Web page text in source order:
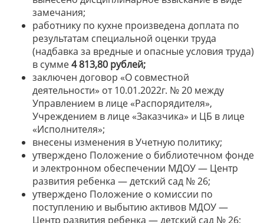
замечания;
работнику по кухне произведена доплата по
результатам специальной оценки труда
(надбавка за вредные и опасные условия труда)
в сумме4 813,80 рублей;
заключен договор «О совместной
деятельности» от 10.01.2022г. № 20 между
Управлением в лице «Распорядителя»,
Учреждением в лице «Заказчика» и ЦБ в лице
«Исполнителя»;
внесены изменения в Учетную политику;
утверждено Положение о библиотечном фонде
и электронном обеспечении МДОУ — Центр
развития ребенка — детский сад № 26;
утверждено Положение о комиссии по
поступлению и выбытию активов МДОУ —
Центр развития ребенка — детский сад № 26;